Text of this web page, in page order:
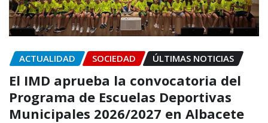
ACTUALIDAD SOCIEDAD ÚLTIMAS NOTICIAS
El IMD aprueba la convocatoria del
Programa de Escuelas Deportivas
Municipales 2026/2027 en Albacete